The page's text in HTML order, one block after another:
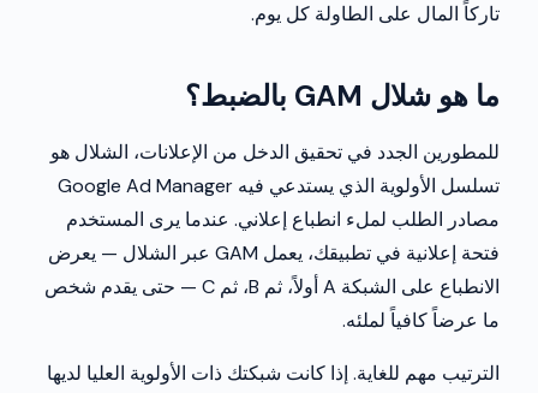
تاركاً المال على الطاولة كل يوم.
ما هو شلال GAM بالضبط؟
للمطورين الجدد في تحقيق الدخل من الإعلانات، الشلال هو
تسلسل الأولوية الذي يستدعي فيه Google Ad Manager
مصادر الطلب لملء انطباع إعلاني. عندما يرى المستخدم
فتحة إعلانية في تطبيقك، يعمل GAM عبر الشلال — يعرض
الانطباع على الشبكة A أولاً، ثم B، ثم C — حتى يقدم شخص
ما عرضاً كافياً لملئه.
الترتيب مهم للغاية. إذا كانت شبكتك ذات الأولوية العليا لديها